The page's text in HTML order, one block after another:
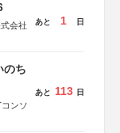
会社
あと 1 日
のち
ンソ
あと 113 日